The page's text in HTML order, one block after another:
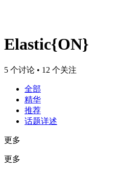
Elastic{ON}
5 个讨论 • 12 个关注
全部
精华
推荐
话题详述
更多
更多